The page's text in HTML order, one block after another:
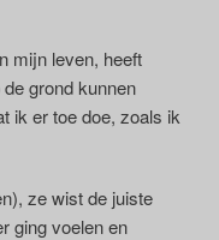
mijn leven, heeft
grond kunnen
ik er toe doe, zoals ik
ze wist de juiste
ging voelen en